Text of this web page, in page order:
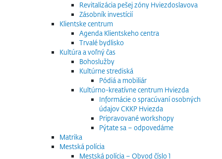
Revitalizácia pešej zóny Hviezdoslavova
Zásobník investícií
Klientske centrum
Agenda Klientskeho centra
Trvalé bydlisko
Kultúra a voľný čas
Bohoslužby
Kultúrne strediská
Pódiá a mobiliár
Kultúrno-kreatívne centrum Hviezda
Informácie o spracúvaní osobných
údajov CKKP Hviezda
Pripravované workshopy
Pýtate sa – odpovedáme
Matrika
Mestská polícia
Mestská polícia – Obvod číslo 1